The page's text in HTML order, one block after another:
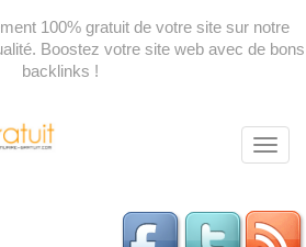
100% gratuit de votre site sur notre
Boostez votre site web avec de bons
backlinks !